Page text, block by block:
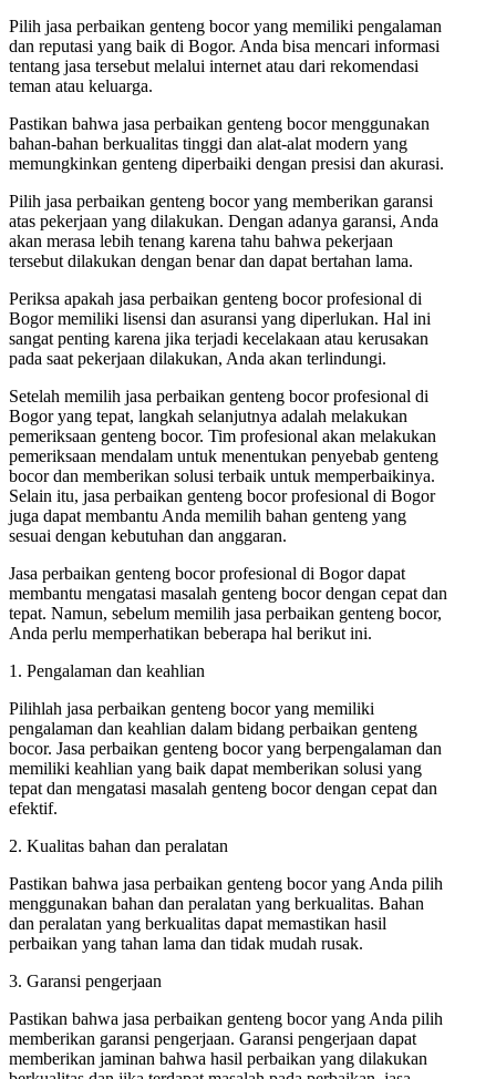
Pilih jasa perbaikan genteng bocor yang memiliki pengalaman
dan reputasi yang baik di Bogor. Anda bisa mencari informasi
tentang jasa tersebut melalui internet atau dari rekomendasi
teman atau keluarga.
Pastikan bahwa jasa perbaikan genteng bocor menggunakan
bahan-bahan berkualitas tinggi dan alat-alat modern yang
memungkinkan genteng diperbaiki dengan presisi dan akurasi.
Pilih jasa perbaikan genteng bocor yang memberikan garansi
atas pekerjaan yang dilakukan. Dengan adanya garansi, Anda
akan merasa lebih tenang karena tahu bahwa pekerjaan
tersebut dilakukan dengan benar dan dapat bertahan lama.
Periksa apakah jasa perbaikan genteng bocor profesional di
Bogor memiliki lisensi dan asuransi yang diperlukan. Hal ini
sangat penting karena jika terjadi kecelakaan atau kerusakan
pada saat pekerjaan dilakukan, Anda akan terlindungi.
Setelah memilih jasa perbaikan genteng bocor profesional di
Bogor yang tepat, langkah selanjutnya adalah melakukan
pemeriksaan genteng bocor. Tim profesional akan melakukan
pemeriksaan mendalam untuk menentukan penyebab genteng
bocor dan memberikan solusi terbaik untuk memperbaikinya.
Selain itu, jasa perbaikan genteng bocor profesional di Bogor
juga dapat membantu Anda memilih bahan genteng yang
sesuai dengan kebutuhan dan anggaran.
Jasa perbaikan genteng bocor profesional di Bogor dapat
membantu mengatasi masalah genteng bocor dengan cepat dan
tepat. Namun, sebelum memilih jasa perbaikan genteng bocor,
Anda perlu memperhatikan beberapa hal berikut ini.
1. Pengalaman dan keahlian
Pilihlah jasa perbaikan genteng bocor yang memiliki
pengalaman dan keahlian dalam bidang perbaikan genteng
bocor. Jasa perbaikan genteng bocor yang berpengalaman dan
memiliki keahlian yang baik dapat memberikan solusi yang
tepat dan mengatasi masalah genteng bocor dengan cepat dan
efektif.
2. Kualitas bahan dan peralatan
Pastikan bahwa jasa perbaikan genteng bocor yang Anda pilih
menggunakan bahan dan peralatan yang berkualitas. Bahan
dan peralatan yang berkualitas dapat memastikan hasil
perbaikan yang tahan lama dan tidak mudah rusak.
3. Garansi pengerjaan
Pastikan bahwa jasa perbaikan genteng bocor yang Anda pilih
memberikan garansi pengerjaan. Garansi pengerjaan dapat
memberikan jaminan bahwa hasil perbaikan yang dilakukan